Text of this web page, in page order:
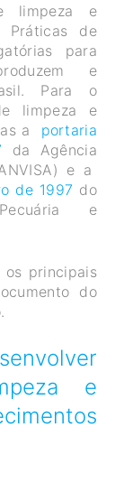
limpeza e
Práticas de
para
e
Para o
limpeza e
a portaria
da Agência
e a
de 1997 do
e
principais
do
e